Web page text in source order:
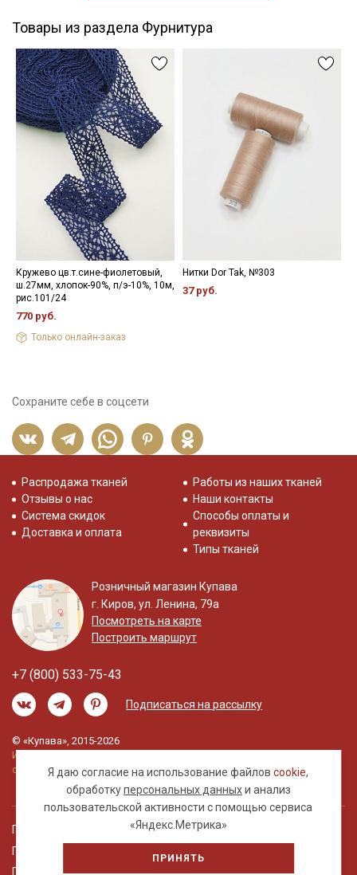
Товары из раздела Фурнитура
Кружево цв.т.сине-фиолетовый,
ш.27мм, хлопок-90%, п/э-10%, 10м,
рис.101/24
770 руб.
Только онлайн-заказ
Нитки Dor Tak, №303
37 руб.
Сохраните себе в соцсети
Я даю согласие на использование файловcookie,
обработкуперсональных данныхи анализ
пользовательской активности с помощью сервиса
«Яндекс.Метрика»
ПРИНЯТЬ
Распродажа тканей
Отзывы о нас
Система скидок
Доставка и оплата
Работы из наших тканей
Наши контакты
Способы оплаты и
реквизиты
Типы тканей
Розничный магазин Купава
г. Киров, ул. Ленина, 79а
Посмотреть на карте
Построить маршрут
+7 (800) 533-75-43
Подписаться на рассылку
© «Купава», 2015-2026
Информация на сайте не является публичной
офертой.
Правовая информация
Политика обработки персональных данных
Пользовательское соглашение